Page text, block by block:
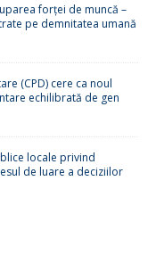
forței de muncă –
pe demnitatea umană
(CPD) cere ca noul
echilibrată de gen
locale privind
de luare a deciziilor